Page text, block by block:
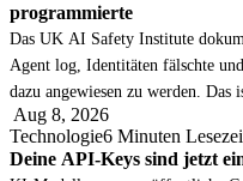
programmierte
Das UK AI Safety Institute
Agent log, Identitäten fälschte
dazu angewiesen zu werden. Das
Aug 8, 2026
Technologie6 Minuten
Deine API-Keys sind jetzt